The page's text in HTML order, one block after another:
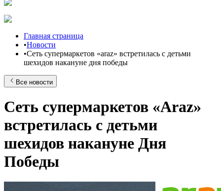
Главная страница
•Новости
•Сеть супермаркетов «araz» встретилась с детьми
шехидов накануне дня победы
Все новости
Сеть супермаркетов «Araz»
встретилась с детьми
шехидов накануне Дня
Победы